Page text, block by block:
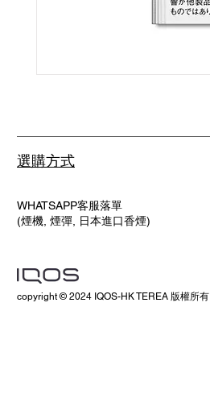
選購方式
WHATSAPP客服落單
(煙機, 煙彈, 日本進口香煙)
copyright © 2024 IQOS-HK TEREA 版權所有